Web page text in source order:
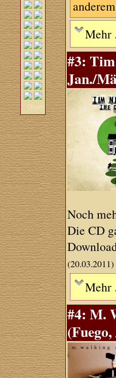
Oben
anderem
Mehr
#3:
Jan./
Noch
Die CD
(20.03.2011)
Mehr
#4: M.